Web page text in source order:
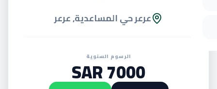
عرعر حي المساعدية, عرعر
الرسوم السنوية
7000 SAR